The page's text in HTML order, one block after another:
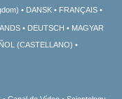
DANSK FRANÇAIS
DEUTSCH
MAGYAR
(CASTELLANO)